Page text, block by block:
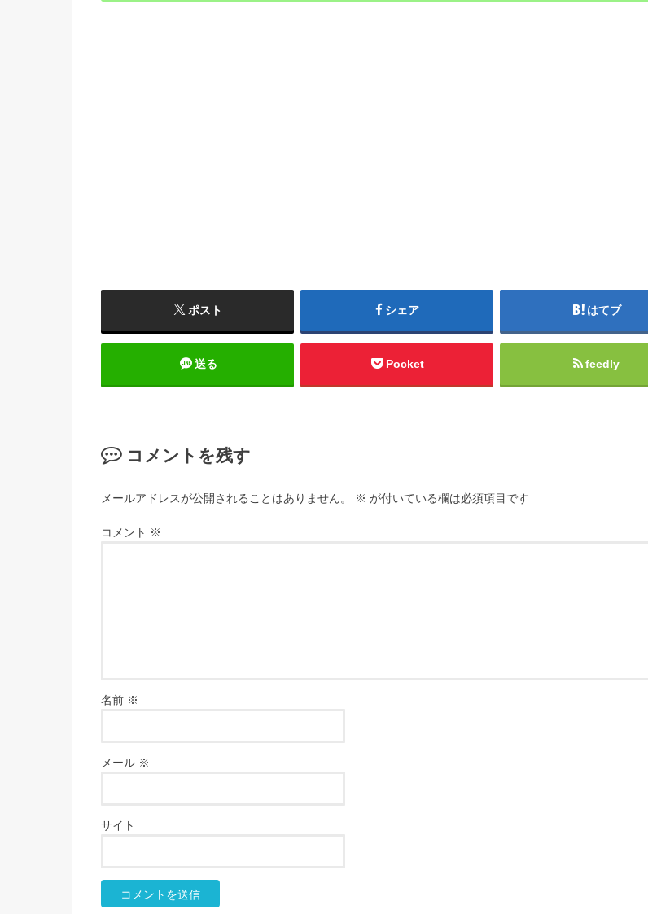
ポスト シェア はてブ
送る Pocket feedly
コメントを残す
メールアドレスが公開されることはありません。 ※ が付いている欄は必須項目です
コメント ※
名前 ※
メール ※
サイト